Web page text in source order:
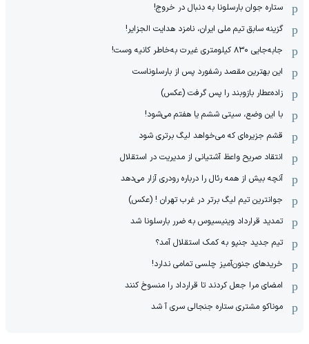
ستاره جوان بارسلونا به دنبال در خروج!
گزینه سابق تیم ملی ایران، نامزد هدایت الجزایر!
جابه‌جایی ۸۳۰ کیلومتری غیرت به‌خاطر کانیه وست!
این بهترین مقصد رشفورد پس از بارسلوناست
زاده‌عطار بازوبند را پس گرفت (عکس)
با این وضع، سیتی ششم یا هفتم می‌شود!
قشم جزیره‌ای که می‌خواهد لیگ برتری شود
انتقاد صریح واعظ آشتیانی از مدیریت در استقلال
آنچه بیش از همه رئال را درباره رودری آزار می‌دهد
جوانترین تیم لیگ برتر در غرب تهران ! (عکس)
تمدید قرارداد وینیسیوس به ضرر بارسلونا شد
تیم جدید جنپو به کمک استقلال آمد؟
خریدهای جنون‌آمیز چلسی تمامی ندارد!
امضای مرا جعل کردند تا قرارداد را منسوخ کنند
موناکو مشتری ستاره جنجالی سری آ شد